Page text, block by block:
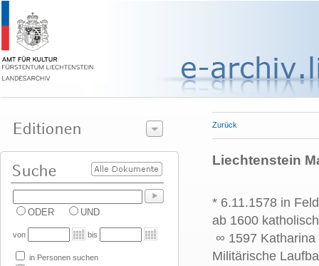
ODER UND
von bis
in Personen suchen
Zurück
Liechtenstein
* 6.11.1578 in
ab 1600
∞ 1597 Katharina
Militärische